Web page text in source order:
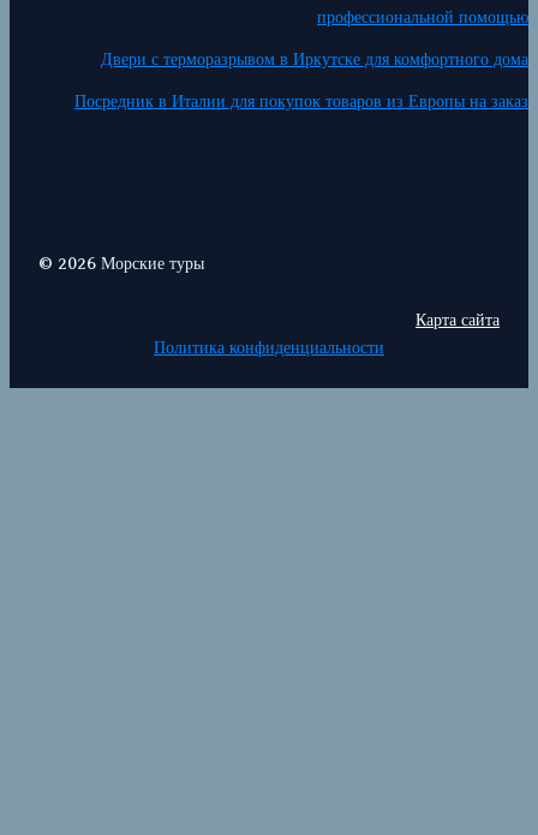
профессиональной помощью
Двери с терморазрывом в Иркутске для комфортного дома
Посредник в Италии для покупок товаров из Европы на заказ
© 2026 Морские туры
Карта сайта
Политика конфиденциальности